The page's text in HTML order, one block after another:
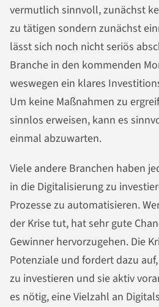
vermutlich sinnvoll, zunächst
zu tätigen sondern zunächst
lässt sich noch nicht seriös
Branche in den kommenden
weswegen ein klares
Um keine Maßnahmen zu
sinnlos erweisen, kann es
einmal abzuwarten.
Viele andere Branchen haben
in die Digitalisierung zu
Prozesse zu automatisieren.
der Krise tut, hat sehr gute
Gewinner hervorzugehen. Die
Potenziale und fordert dazu
zu investieren und sie aktiv
es nötig, eine Vielzahl an